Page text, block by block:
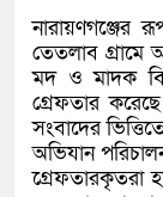
নারায়ণগঞ্জের
তেতলাব গ্রামে
মদ ও মাদক
গ্রেফতার
সংবাদের
অভিযান
​গ্রেফতারকৃতরা